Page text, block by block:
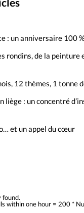
: un anniversaire 100
rondins, de la peinture
12 thèmes, 1 tonne
liège : un concentré
et un appel du cœur
found.
within one hour = 200 *